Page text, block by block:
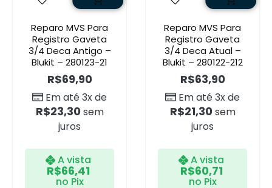
Reparo MVS Para
Registro Gaveta
3/4 Deca Antigo –
Blukit – 280123-21
R$69,90
Em até 3x de
R$23,30 sem
juros
A vista
R$66,41
no Pix
Reparo MVS Para
Registro Gaveta
3/4 Deca Atual –
Blukit – 280122-212
R$63,90
Em até 3x de
R$21,30 sem
juros
A vista
R$60,71
no Pix